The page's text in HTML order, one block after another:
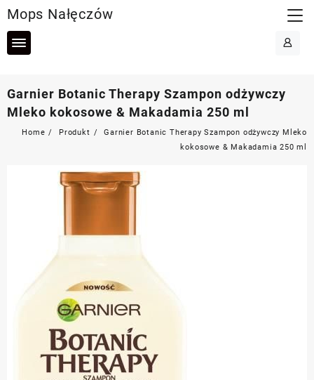
to
content
Mops Nałęczów
Garnier Botanic Therapy Szampon odżywczy
Mleko kokosowe & Makadamia 250 ml
Home Produkt
Garnier Botanic Therapy Szampon odżywczy Mleko
kokosowe & Makadamia 250 ml